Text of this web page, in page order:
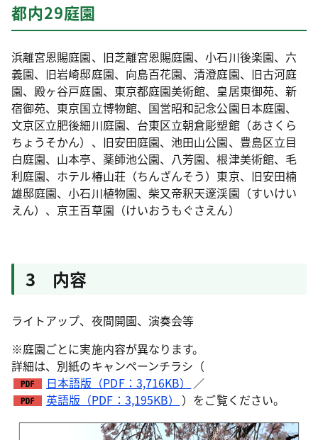
都内29庭園
浜離宮恩賜庭園、旧芝離宮恩賜庭園、小石川後楽園、六
義園、旧岩崎邸庭園、向島百花園、清澄庭園、旧古河庭
園、殿ヶ谷戸庭園、東京都庭園美術館、皇居東御苑、新
宿御苑、東京国立博物館、国営昭和記念公園日本庭園、
文京区立肥後細川庭園、台東区立朝倉彫塑館（あさくら
ちょうそかん）、旧安田庭園、池田山公園、豊島区立目
白庭園、山本亭、薬師池公園、八芳園、根津美術館、毛
利庭園、ホテル椿山荘（ちんざんそう）東京、旧安田楠
雄邸庭園、小石川植物園、柴又帝釈天邃渓園（すいけい
えん）、京王百草園（けいおうもぐさえん）
3 内容
ライトアップ、夜間開園、演奏会等
※庭園ごとに実施内容が異なります。
詳細は、別紙のキャンペーンチラシ（
日本語版（PDF：3,716KB）
／
英語版（PDF：3,195KB）
）をご覧ください。